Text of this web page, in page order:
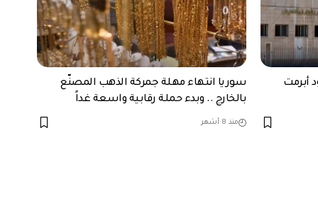
أبرمت
سوريا انتهاء مهلة جمركة الذهب المصنّع
بالخارج .. وبدء حملة رقابية واسعة غداً
منذ 8 أشهر